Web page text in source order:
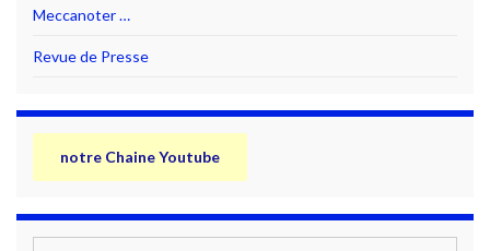
Meccanoter …
Revue de Presse
notre Chaine Youtube